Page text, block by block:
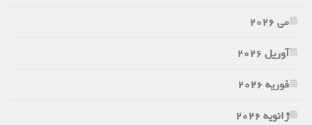
می 2026
آوریل 2026
فوریه 2026
ژانویه 2026